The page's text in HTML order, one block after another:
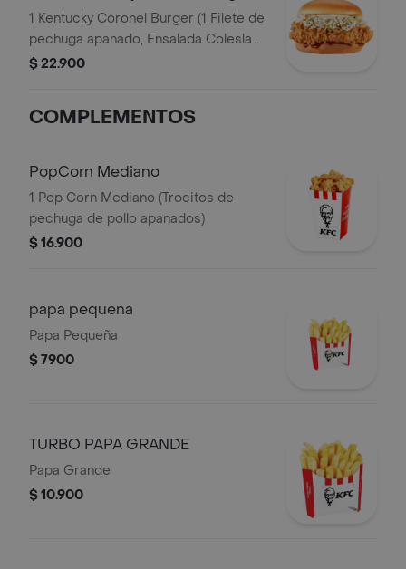
1 Kentucky Coronel Burger (1 Filete de
pechuga apanado, Ensalada Coleslaw,
BBQ y mantequilla)
$ 22.900
COMPLEMENTOS
PopCorn Mediano
1 Pop Corn Mediano (Trocitos de
pechuga de pollo apanados)
$ 16.900
papa pequena
Papa Pequeña
$ 7900
TURBO PAPA GRANDE
Papa Grande
$ 10.900